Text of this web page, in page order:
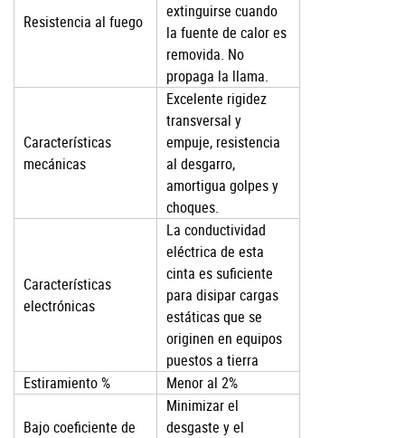
Resistencia al fuego
extinguirse cuando
la fuente de calor es
removida. No
propaga la llama.
Características
mecánicas
Excelente rigidez
transversal y
empuje, resistencia
al desgarro,
amortigua golpes y
choques.
Características
electrónicas
La conductividad
eléctrica de esta
cinta es suficiente
para disipar cargas
estáticas que se
originen en equipos
puestos a tierra
Estiramiento %
Menor al 2%
Bajo coeficiente de
Minimizar el
desgaste y el